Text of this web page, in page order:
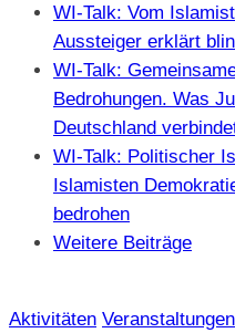
WI-Talk: Vom
Aussteiger erklärt
WI-Talk:
Bedrohungen. Was
Deutschland
WI-Talk: Politischer
Islamisten
bedrohen
Weitere Beiträge
Aktivitäten Veranstaltungen